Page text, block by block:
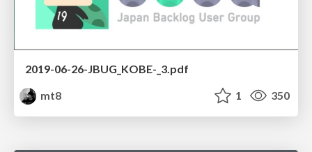
2019-06-26-JBUG_KOBE-_3.pdf
mt8
1 350